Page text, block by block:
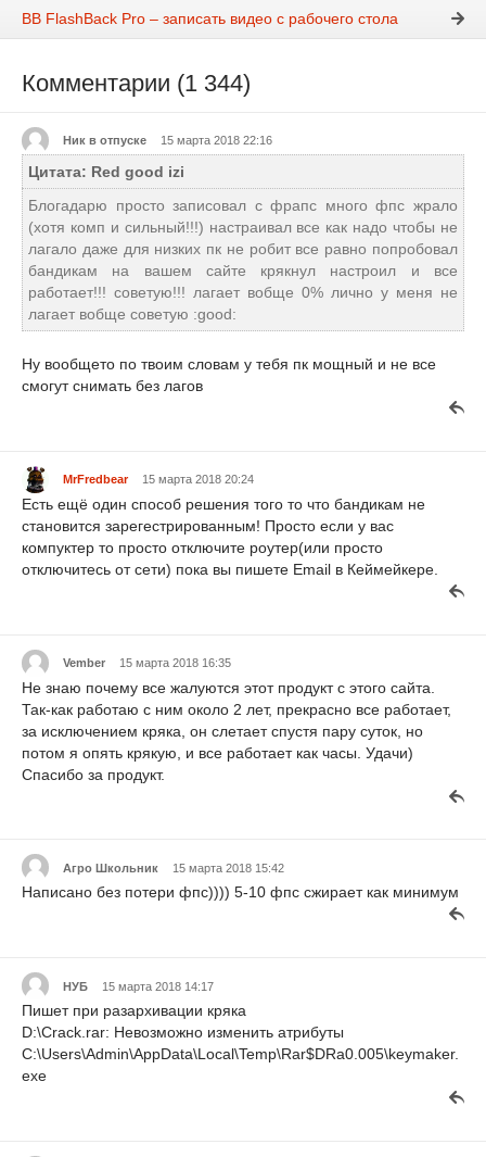
BB FlashBack Pro – записать видео с рабочего стола
Комментарии (1 344)
Ник в отпуске 15 марта 2018 22:16
Цитата: Red good izi
Блогадарю просто записовал с фрапс много фпс жрало
(хотя комп и сильный!!!) настраивал все как надо чтобы не
лагало даже для низких пк не робит все равно попробовал
бандикам на вашем сайте крякнул настроил и все
работает!!! советую!!! лагает вобще 0% лично у меня не
лагает вобще советую :good:
Ну вообщето по твоим словам у тебя пк мощный и не все
смогут снимать без лагов
MrFredbear 15 марта 2018 20:24
Есть ещё один способ решения того то что бандикам не
становится зарегестрированным! Просто если у вас
компуктер то просто отключите роутер(или просто
отключитесь от сети) пока вы пишете Email в Кеймейкере.
Vember 15 марта 2018 16:35
Не знаю почему все жалуются этот продукт с этого сайта.
Так-как работаю с ним около 2 лет, прекрасно все работает,
за исключением кряка, он слетает спустя пару суток, но
потом я опять крякую, и все работает как часы. Удачи)
Спасибо за продукт.
Агро Школьник 15 марта 2018 15:42
Написано без потери фпс)))) 5-10 фпс сжирает как минимум
НУБ 15 марта 2018 14:17
Пишет при разархивации кряка
D:\Crack.rar: Невозможно изменить атрибуты
C:\Users\Admin\AppData\Local\Temp\Rar$DRa0.005\keymaker.
exe